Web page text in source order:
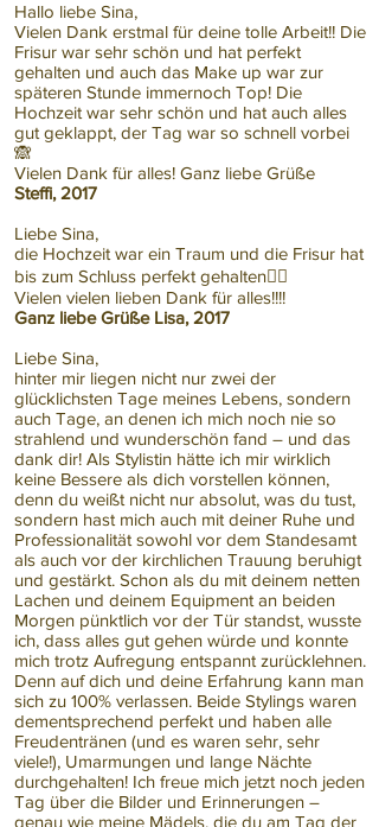
Hallo liebe Sina,
Vielen Dank erstmal für deine tolle Arbeit!! Die
Frisur war sehr schön und hat perfekt
gehalten und auch das Make up war zur
späteren Stunde immernoch Top! Die
Hochzeit war sehr schön und hat auch alles
gut geklappt, der Tag war so schnell vorbei
🙈
Vielen Dank für alles! Ganz liebe Grüße
Steffi, 2017
Liebe Sina,
die Hochzeit war ein Traum und die Frisur hat
bis zum Schluss perfekt gehalten👍🏻
Vielen vielen lieben Dank für alles!!!!
Ganz liebe Grüße Lisa, 2017
Liebe Sina,
hinter mir liegen nicht nur zwei der
glücklichsten Tage meines Lebens, sondern
auch Tage, an denen ich mich noch nie so
strahlend und wunderschön fand – und das
dank dir! Als Stylistin hätte ich mir wirklich
keine Bessere als dich vorstellen können,
denn du weißt nicht nur absolut, was du tust,
sondern hast mich auch mit deiner Ruhe und
Professionalität sowohl vor dem Standesamt
als auch vor der kirchlichen Trauung beruhigt
und gestärkt. Schon als du mit deinem netten
Lachen und deinem Equipment an beiden
Morgen pünktlich vor der Tür standst, wusste
ich, dass alles gut gehen würde und konnte
mich trotz Aufregung entspannt zurücklehnen.
Denn auf dich und deine Erfahrung kann man
sich zu 100% verlassen. Beide Stylings waren
dementsprechend perfekt und haben alle
Freudentränen (und es waren sehr, sehr
viele!), Umarmungen und lange Nächte
durchgehalten! Ich freue mich jetzt noch jeden
Tag über die Bilder und Erinnerungen –
genau wie meine Mädels, die du am Tag der